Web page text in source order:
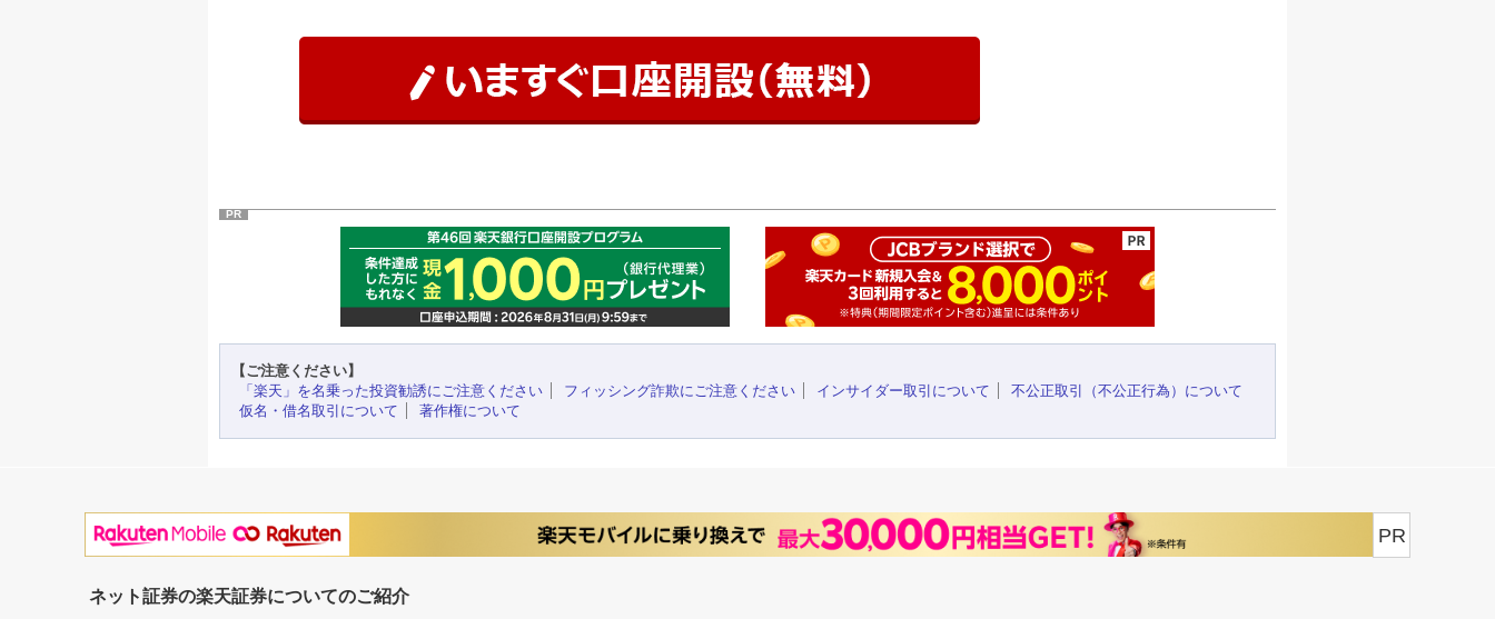
PR
【ご注意ください】
「楽天」を名乗った投資勧誘にご注意ください
フィッシング詐欺にご注意ください インサイダー取引について
不公正取引（不公正行為）について
仮名・借名取引について
著作権について
PR
ネット証券の楽天証券についてのご紹介